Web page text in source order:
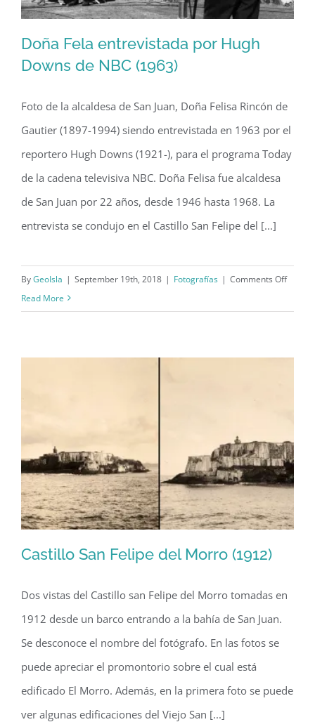
Doña Fela entrevistada por Hugh
Downs de NBC (1963)
Doña Fela entrevistada por Hugh
Downs de NBC (1963)
Foto de la alcaldesa de San Juan, Doña Felisa Rincón de
Gautier (1897-1994) siendo entrevistada en 1963 por el
reportero Hugh Downs (1921-), para el programa Today
de la cadena televisiva NBC. Doña Felisa fue alcaldesa
de San Juan por 22 años, desde 1946 hasta 1968. La
entrevista se condujo en el Castillo San Felipe del [...]
ByGeoIsla | September 19th, 2018 | Fotografías | Comments Offon
(1963)
Read More
Castillo San Felipe del Morro (1912)
Castillo San Felipe del Morro (1912)
Dos vistas del Castillo san Felipe del Morro tomadas en
1912 desde un barco entrando a la bahía de San Juan.
Se desconoce el nombre del fotógrafo. En las fotos se
puede apreciar el promontorio sobre el cual está
edificado El Morro. Además, en la primera foto se puede
ver algunas edificaciones del Viejo San [...]